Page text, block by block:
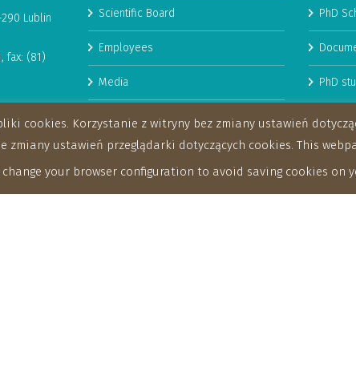
Lublin
fax: (81)
Scientific Board
Employees
Media
Human Resources Strategy for
Researchers
PhD
PhD
cookies. Korzystanie z witryny bez zmiany ustawień
zmiany ustawień przeglądarki dotyczących cookies. This
change your browser configuration to avoid saving cookies on